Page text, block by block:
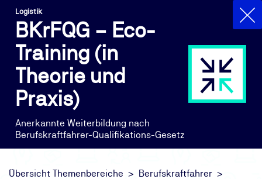
Logistik
BKrFQG – Eco-
Training (in
Theorie und
Praxis)
Anerkannte Weiterbildung nach
Berufskraftfahrer-Qualifikations-Gesetz
Übersicht Themenbereiche
Berufskraftfahrer